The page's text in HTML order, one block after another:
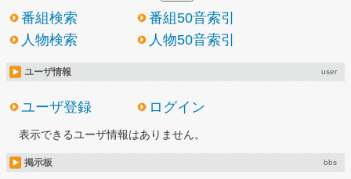
番組検索
番組50音索引
人物検索
人物50音索引
ユーザ情報 user
ユーザ登録 ログイン
表示できるユーザ情報はありません。
掲示板 bbs